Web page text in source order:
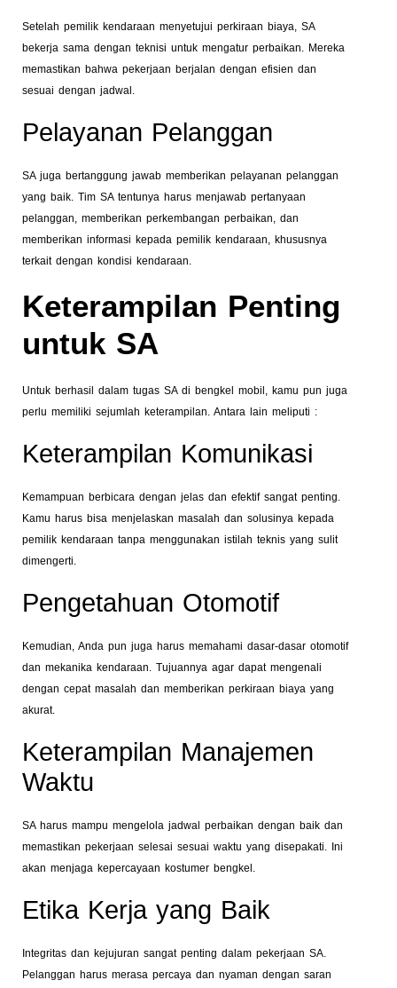
Setelah pemilik kendaraan menyetujui perkiraan biaya, SA
bekerja sama dengan teknisi untuk mengatur perbaikan. Mereka
memastikan bahwa pekerjaan berjalan dengan efisien dan
sesuai dengan jadwal.
Pelayanan Pelanggan
SA juga bertanggung jawab memberikan pelayanan pelanggan
yang baik. Tim SA tentunya harus menjawab pertanyaan
pelanggan, memberikan perkembangan perbaikan, dan
memberikan informasi kepada pemilik kendaraan, khususnya
terkait dengan kondisi kendaraan.
Keterampilan Penting
untuk SA
Untuk berhasil dalam tugas SA di bengkel mobil, kamu pun juga
perlu memiliki sejumlah keterampilan. Antara lain meliputi :
Keterampilan Komunikasi
Kemampuan berbicara dengan jelas dan efektif sangat penting.
Kamu harus bisa menjelaskan masalah dan solusinya kepada
pemilik kendaraan tanpa menggunakan istilah teknis yang sulit
dimengerti.
Pengetahuan Otomotif
Kemudian, Anda pun juga harus memahami dasar-dasar otomotif
dan mekanika kendaraan. Tujuannya agar dapat mengenali
dengan cepat masalah dan memberikan perkiraan biaya yang
akurat.
Keterampilan Manajemen
Waktu
SA harus mampu mengelola jadwal perbaikan dengan baik dan
memastikan pekerjaan selesai sesuai waktu yang disepakati. Ini
akan menjaga kepercayaan kostumer bengkel.
Etika Kerja yang Baik
Integritas dan kejujuran sangat penting dalam pekerjaan SA.
Pelanggan harus merasa percaya dan nyaman dengan saran